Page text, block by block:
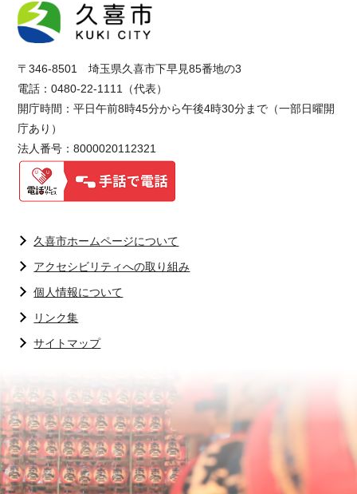
〒346-8501 埼玉県久喜市下早見85番地の3
電話：0480-22-1111（代表）
開庁時間：平日午前8時45分から午後4時30分まで（一部日曜開
庁あり）
法人番号：8000020112321
久喜市ホームページについて
アクセシビリティへの取り組み
個人情報について
リンク集
サイトマップ